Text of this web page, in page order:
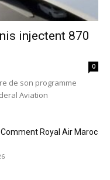
injectent 870
0
de son programme
Aviation
Royal Air Maroc